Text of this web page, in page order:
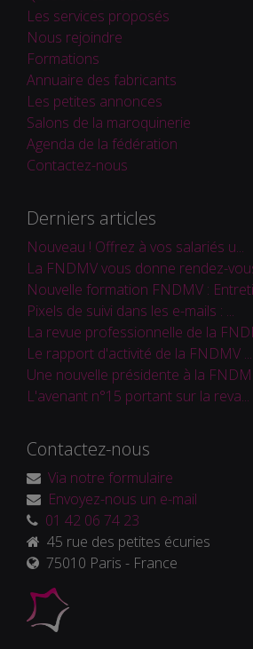
Les services proposés
Nous rejoindre
Formations
Annuaire des fabricants
Les petites annonces
Salons de la maroquinerie
Agenda de la fédération
Contactez-nous
Derniers articles
Nouveau ! Offrez à vos salariés u...
La FNDMV vous donne rendez-
Nouvelle formation FNDMV :
Pixels de suivi dans les e-mails : ...
La revue professionnelle de la
Le rapport d'activité de la FNDMV ...
Une nouvelle présidente à la
L'avenant n°15 portant sur la reva...
Contactez-nous
Via notre formulaire
Envoyez-nous un e-mail
01 42 06 74 23
45 rue des petites écuries
75010 Paris - France